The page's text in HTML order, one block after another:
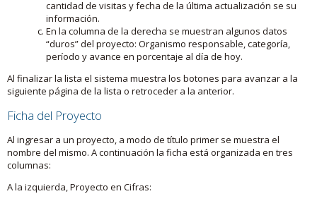
cantidad de visitas y fecha de la última actualización se su
información.
En la columna de la derecha se muestran algunos datos
“duros” del proyecto: Organismo responsable, categoría,
período y avance en porcentaje al día de hoy.
Al finalizar la lista el sistema muestra los botones para avanzar a la
siguiente página de la lista o retroceder a la anterior.
Ficha del Proyecto
Al ingresar a un proyecto, a modo de título primer se muestra el
nombre del mismo. A continuación la ficha está organizada en tres
columnas:
A la izquierda, Proyecto en Cifras: